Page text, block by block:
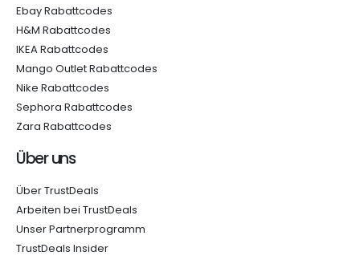
Ebay Rabattcodes
H&M Rabattcodes
IKEA Rabattcodes
Mango Outlet Rabattcodes
Nike Rabattcodes
Sephora Rabattcodes
Zara Rabattcodes
Über uns
Über TrustDeals
Arbeiten bei TrustDeals
Unser Partnerprogramm
TrustDeals Insider